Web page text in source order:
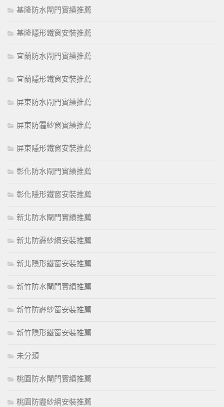
基隆防水閘門實績推薦
基隆隱形鐵窗安裝推薦
宜蘭防水閘門實績推薦
宜蘭隱形鐵窗安裝推薦
屏東防水閘門實績推薦
屏東防霾紗窗實績推薦
屏東隱形鐵窗安裝推薦
彰化防水閘門實績推薦
彰化隱形鐵窗安裝推薦
新北防水閘門實績推薦
新北防霾紗網安裝推薦
新北隱形鐵窗安裝推薦
新竹防水閘門實績推薦
新竹防霾紗窗安裝推薦
新竹隱形鐵窗安裝推薦
未分類
桃園防水閘門實績推薦
桃園防霾紗網安裝推薦